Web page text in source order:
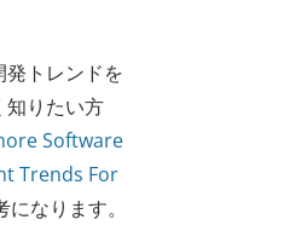
発トレンドを
知りたい方
Software
Trends For
になります。